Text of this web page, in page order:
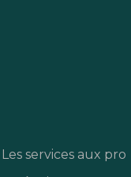
Les services aux pro